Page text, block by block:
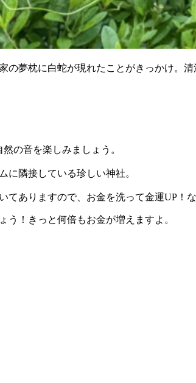
の夢枕に白蛇が現れたことがきっかけ。
の音を楽しみましょう。
に隣接している珍しい神社。
ありますので、お金を洗って金運UP！な
！きっと何倍もお金が増えますよ。